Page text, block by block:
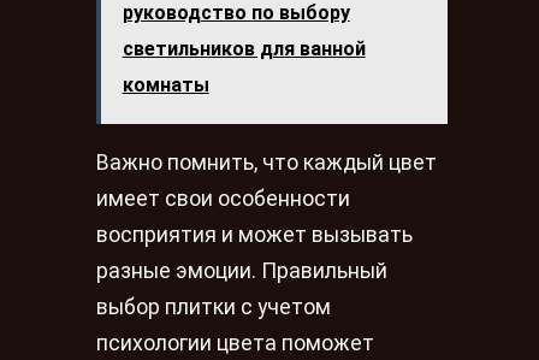
руководство по выбору
светильников для ванной
комнаты
Важно помнить, что каждый цвет
имеет свои особенности
восприятия и может вызывать
разные эмоции. Правильный
выбор плитки с учетом
психологии цвета поможет